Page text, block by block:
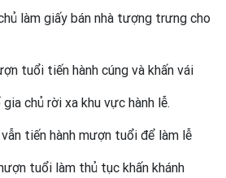
làm giấy bán nhà tượng trưng cho
tuổi tiến hành cúng và khấn vái
chủ rời xa khu vực hành lễ.
tiến hành mượn tuổi để làm lễ
tuổi làm thủ tục khấn khánh